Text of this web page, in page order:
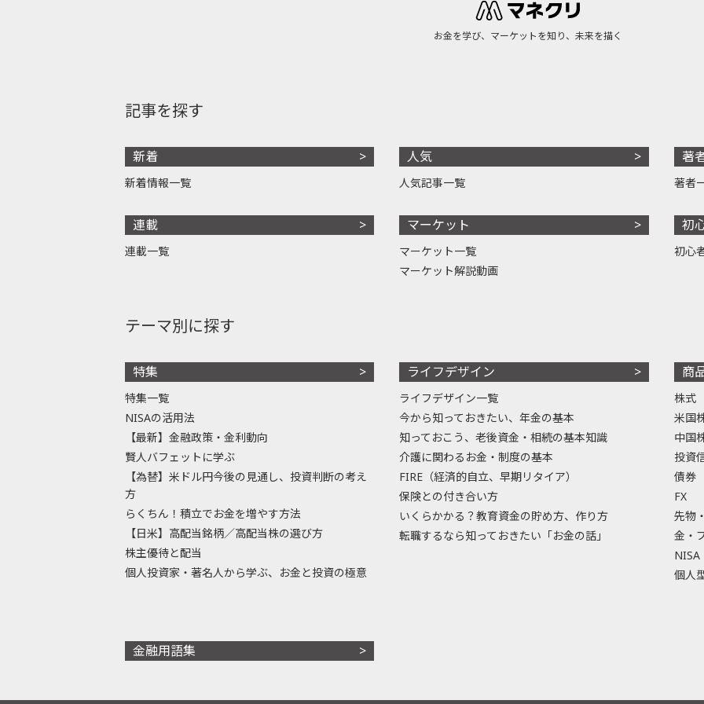
お金を学び、マーケットを知り、未来を描く
記事を探す
新着
新着情報一覧
連載
連載一覧
人気
人気記事一覧
マーケット
マーケット一覧
マーケット解説動画
著
著者
初
初心
テーマ別に探す
特集
特集一覧
NISAの活用法
【最新】金融政策・金利動向
賢人バフェットに学ぶ
【為替】米ドル円今後の見通し、投資判断の考え
方
らくちん！積立でお金を増やす方法
【日米】高配当銘柄／高配当株の選び方
株主優待と配当
個人投資家・著名人から学ぶ、お金と投資の極意
ライフデザイン
ライフデザイン一覧
今から知っておきたい、年金の基本
知っておこう、老後資金・相続の基本知識
介護に関わるお金・制度の基本
FIRE（経済的自立、早期リタイア）
保険との付き合い方
いくらかかる？教育資金の貯め方、作り方
転職するなら知っておきたい「お金の話」
商
株式
米国
中国
投資
債券
FX
先物
金・
NISA
個人
金融用語集